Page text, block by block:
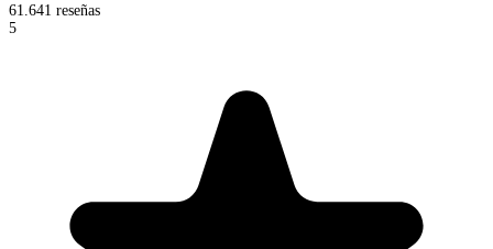
61.641 reseñas
5